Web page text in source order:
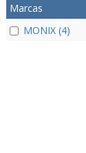
Marcas
MONIX (4)